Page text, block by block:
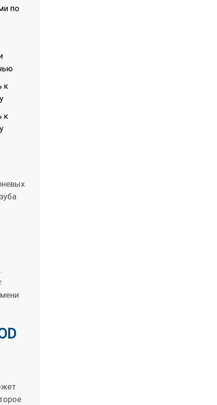
по
к
к